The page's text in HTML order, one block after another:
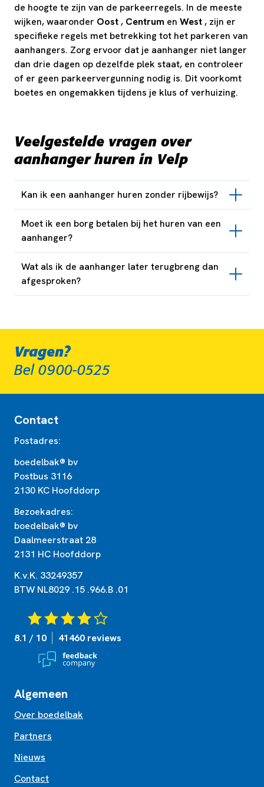
de hoogte te zijn van de parkeerregels. In de meeste
wijken, waaronder Oost , Centrum en West , zijn er
specifieke regels met betrekking tot het parkeren van
aanhangers. Zorg ervoor dat je aanhanger niet langer
dan drie dagen op dezelfde plek staat, en controleer
of er geen parkeervergunning nodig is. Dit voorkomt
boetes en ongemakken tijdens je klus of verhuizing.
Veelgestelde vragen over
aanhanger huren in Velp
Kan ik een aanhanger huren zonder rijbewijs?
Moet ik een borg betalen bij het huren van een
aanhanger?
Wat als ik de aanhanger later terugbreng dan
afgesproken?
Vragen?
Bel 0900-0525
Contact
Postadres:
boedelbak® bv
Postbus 3116
2130 KC Hoofddorp
Bezoekadres:
boedelbak® bv
Daalmeerstraat 28
2131 HC Hoofddorp
K.v.K. 33249357
BTW NL8029 .15 .966.B .01
8.1 / 10 41460 reviews
Algemeen
Over boedelbak
Partners
Nieuws
Contact